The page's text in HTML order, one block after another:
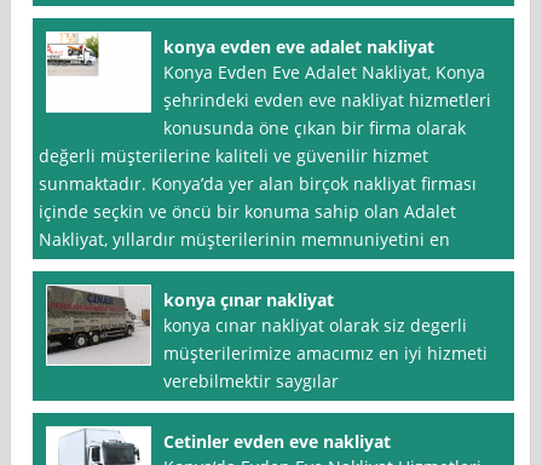
konya evden eve adalet nakliyat
Konya Evden Eve Adalet Nakliyat, Konya
şehrindeki evden eve nakliyat hizmetleri
konusunda öne çıkan bir firma olarak
değerli müşterilerine kaliteli ve güvenilir hizmet
sunmaktadır. Konya’da yer alan birçok nakliyat firması
içinde seçkin ve öncü bir konuma sahip olan Adalet
Nakliyat, yıllardır müşterilerinin memnuniyetini en
konya çınar nakliyat
konya cınar nakliyat olarak siz degerli
müşterilerimize amacımız en iyi hizmeti
verebilmektir saygılar
Cetinler evden eve nakliyat